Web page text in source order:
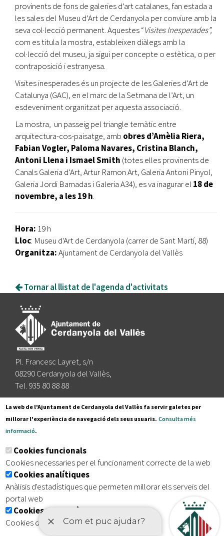
provinents de fons de galeries d’art catalanes, fan estada a
les sales del Museu d’Art de Cerdanyola per conviure amb la
seva col·lecció permanent. Aquestes “Visites Inesperades”,
com es titula la mostra, estableixen diàlegs amb la
col·lecció del museu, ja sigui per concepte o estètica, o per
contraposició i estranyesa.
Visites inesperades és un projecte de les Galeries d’Art de
Catalunya (GAC), en el marc de la Setmana de l’Art, un
esdeveniment organitzat per aquesta associació.
La mostra, un passeig pel triangle temàtic entre
arquitectura-cos-paisatge, amb obres d’Amèlia Riera,
Fabian Vogler, Paloma Navares, Cristina Blanch,
Antoni Llena i Ismael Smith (totes elles provinents de
Canals Galeria d’Art, Artur Ramon Art, Galeria Antoni Pinyol,
Galeria Jordi Barnadas i Galeria A34), es va inagurar el 18 de
novembre, a les 19 h.
Hora: 19 h
Lloc: Museu d'Art de Cerdanyola (carrer de Sant Martí, 88)
Organitza:Ajuntament de Cerdanyola del Vallès
Tornar al llistat de l'agenda d'activitats
Pl. Francesc Layret, s/n
08290 Cerdanyola del Vallès,
Tel. 935 80 88 88
Segueix-nos a:
Subscriu-te al nostre butlletí
Inici | Avís legal | Protecció de dades
| Accessibilitat
La web de l'Ajuntament de Cerdanyola del Vallès fa servir galetes per
millorar l'experiència de navegació dels seus usuaris. Consulta més
informació.
Cookies funcionals
Cookies necessaries per el funcionament correcte de la web
Cookies analítiques
Anàlisis d'estadístiques que permeten millorar els serveis del
portal web
Cookies publicitàries
Cookies de tercers amb finalitat publicitària